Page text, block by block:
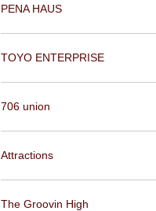
PENA HAUS
TOYO ENTERPRISE
706 union
Attractions
The Groovin High